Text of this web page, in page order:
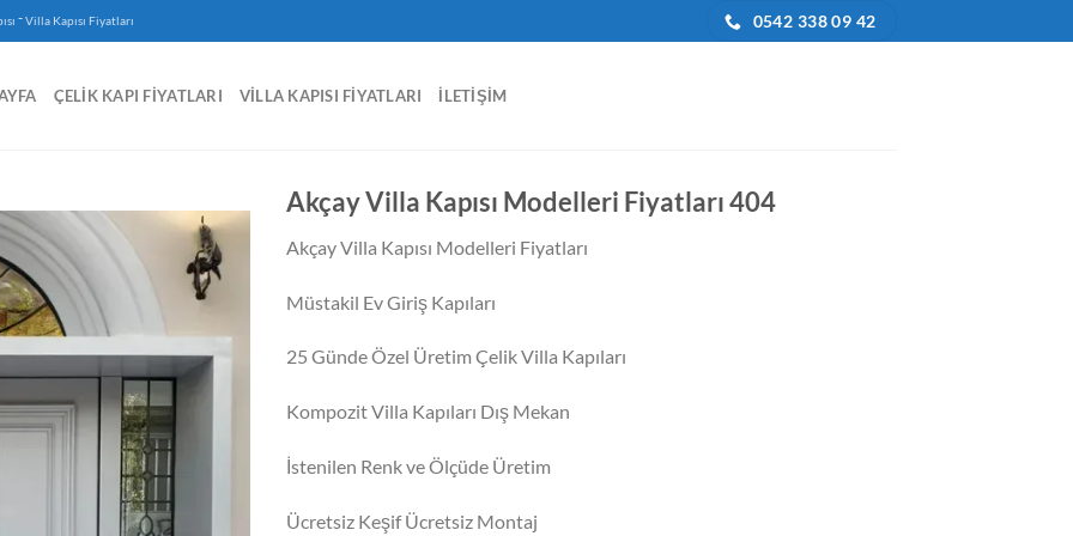
-Villa Kapısı Fiyatları 0542 338 09 42
ÇELIK KAPI FIYATLARI VILLA KAPISI FIYATLARI İLETIŞIM
Akçay Villa Kapısı Modelleri Fiyatları 404
Akçay Villa Kapısı Modelleri Fiyatları
Müstakil Ev Giriş Kapıları
25 Günde Özel Üretim Çelik Villa Kapıları
Kompozit Villa Kapıları Dış Mekan
İstenilen Renk ve Ölçüde Üretim
Ücretsiz Keşif Ücretsiz Montaj